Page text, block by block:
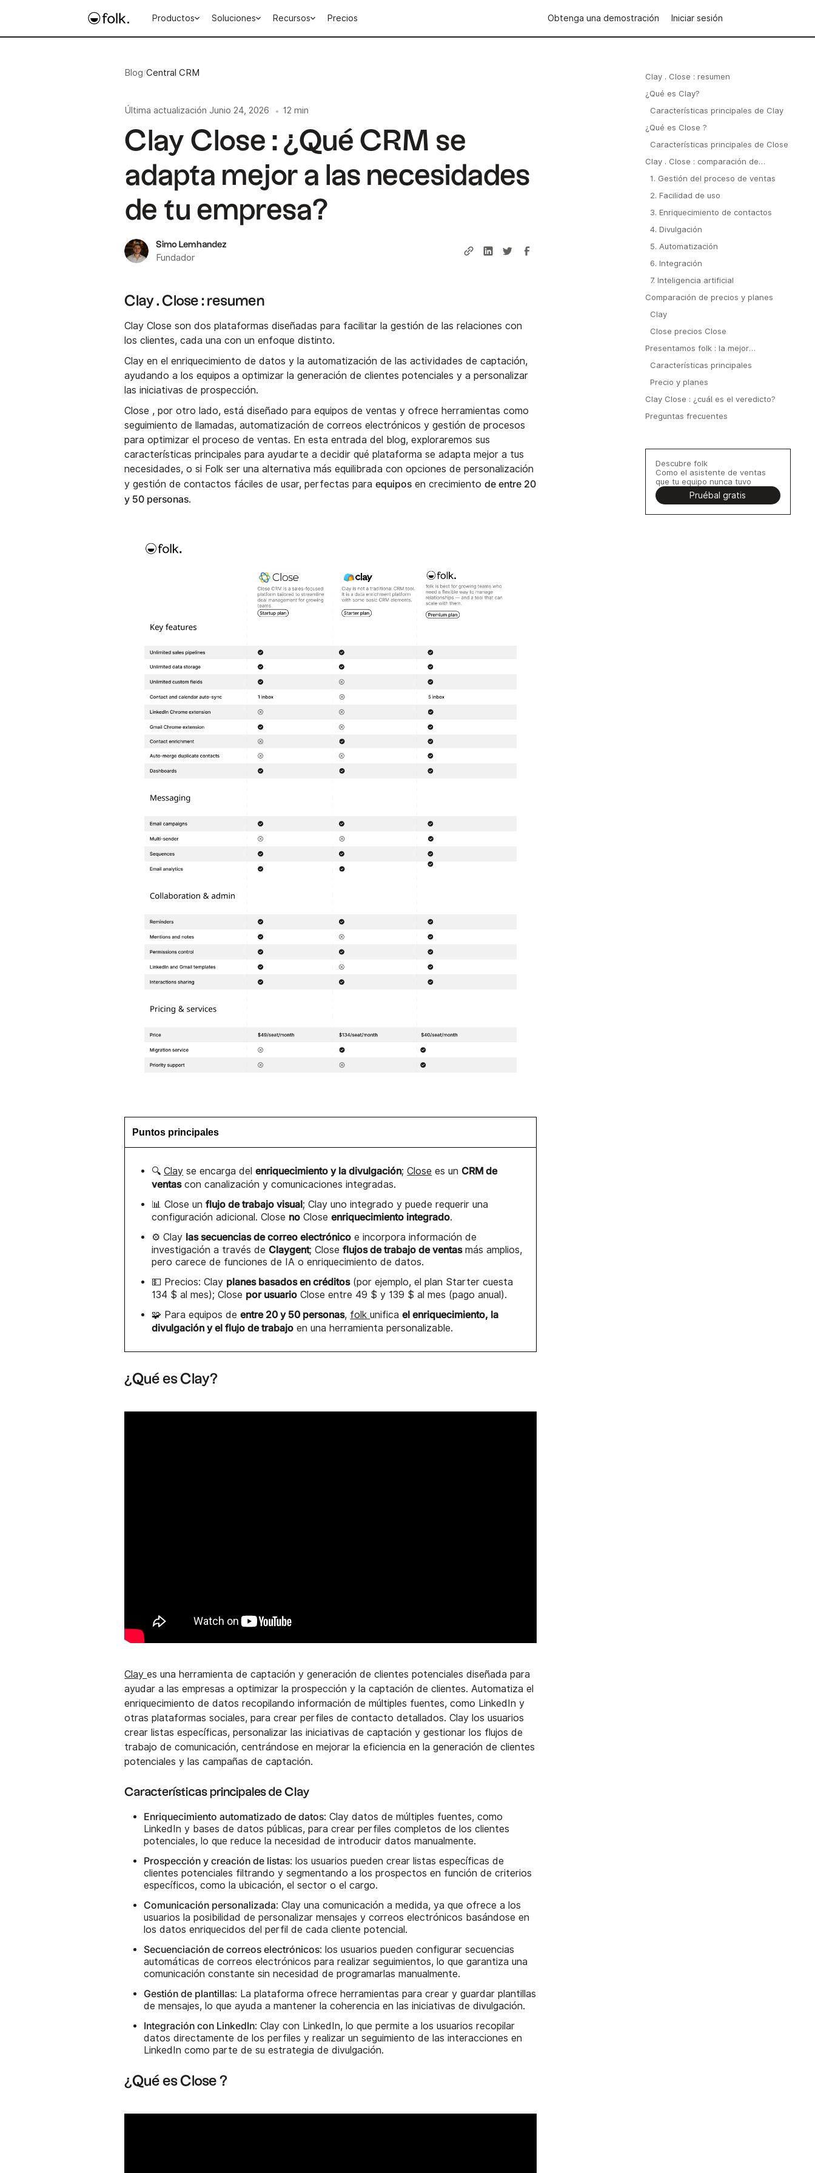
Productos Soluciones Recursos Precios Obtenga una demostración Iniciar sesión
Blog/Central CRM
Última actualización Junio 24, 2026 • 12 min
Clay Close : ¿Qué CRM se
adapta mejor a las necesidades
de tu empresa?
Simo Lemhandez
Fundador
Clay . Close : resumen
Clay Close son dos plataformas diseñadas para facilitar la gestión de las relaciones con
los clientes, cada una con un enfoque distinto.
Clay en el enriquecimiento de datos y la automatización de las actividades de captación,
ayudando a los equipos a optimizar la generación de clientes potenciales y a personalizar
las iniciativas de prospección.
Close , por otro lado, está diseñado para equipos de ventas y ofrece herramientas como
seguimiento de llamadas, automatización de correos electrónicos y gestión de procesos
para optimizar el proceso de ventas. En esta entrada del blog, exploraremos sus
características principales para ayudarte a decidir qué plataforma se adapta mejor a tus
necesidades, o si Folk ser una alternativa más equilibrada con opciones de personalización
y gestión de contactos fáciles de usar, perfectas paraequipos en crecimientode entre 20
y 50 personas.
Puntos principales
🔍Clay se encarga delenriquecimiento y la divulgación;Close es unCRM de
ventascon canalización y comunicaciones integradas.
📊 Close unflujo de trabajo visual; Clay uno integrado y puede requerir una
configuración adicional. Close no Closeenriquecimiento integrado.
⚙️ Clay las secuencias de correo electrónico e incorpora información de
investigación a través deClaygent; Closeflujos de trabajo de ventasmás amplios,
pero carece de funciones de IA o enriquecimiento de datos.
💵 Precios: Clay planes basados en créditos(por ejemplo, el plan Starter cuesta
134 $ al mes); Close por usuario Close entre 49 $ y 139 $ al mes (pago anual).
🧩 Para equipos deentre 20 y 50 personas, folkunificael enriquecimiento, la
divulgación y el flujo de trabajo en una herramienta personalizable.
¿Qué es Clay?
Clayes una herramienta de captación y generación de clientes potenciales diseñada para
ayudar a las empresas a optimizar la prospección y la captación de clientes. Automatiza el
enriquecimiento de datos recopilando información de múltiples fuentes, como LinkedIn y
otras plataformas sociales, para crear perfiles de contacto detallados. Clay los usuarios
crear listas específicas, personalizar las iniciativas de captación y gestionar los flujos de
trabajo de comunicación, centrándose en mejorar la eficiencia en la generación de clientes
potenciales y las campañas de captación.
Características principales de Clay
Enriquecimiento automatizado de datos: Clay datos de múltiples fuentes, como
LinkedIn y bases de datos públicas, para crear perfiles completos de los clientes
potenciales, lo que reduce la necesidad de introducir datos manualmente.
Prospección y creación de listas: los usuarios pueden crear listas específicas de
clientes potenciales filtrando y segmentando a los prospectos en función de criterios
específicos, como la ubicación, el sector o el cargo.
Comunicación personalizada: Clay una comunicación a medida, ya que ofrece a los
usuarios la posibilidad de personalizar mensajes y correos electrónicos basándose en
los datos enriquecidos del perfil de cada cliente potencial.
Secuenciación de correos electrónicos: los usuarios pueden configurar secuencias
automáticas de correos electrónicos para realizar seguimientos, lo que garantiza una
comunicación constante sin necesidad de programarlas manualmente.
Gestión de plantillas: La plataforma ofrece herramientas para crear y guardar plantillas
de mensajes, lo que ayuda a mantener la coherencia en las iniciativas de divulgación.
Integración con LinkedIn: Clay con LinkedIn, lo que permite a los usuarios recopilar
datos directamente de los perfiles y realizar un seguimiento de las interacciones en
LinkedIn como parte de su estrategia de divulgación.
¿Qué es Close ?
Clay . Close : resumen
¿Qué es Clay?
Características principales de Clay
¿Qué es Close ?
Características principales de Close
Clay . Close : comparación de
funciones
1. Gestión del proceso de ventas
2. Facilidad de uso
3. Enriquecimiento de contactos
4. Divulgación
5. Automatización
6. Integración
7. Inteligencia artificial
Comparación de precios y planes
Clay
Close precios Close
Presentamos folk : la mejor
Características principales
Precio y planes
Clay Close : ¿cuál es el veredicto?
Preguntas frecuentes
Descubre folk
Como el asistente de ventas
que tu equipo nunca tuvo
Pruébal gratis